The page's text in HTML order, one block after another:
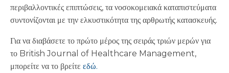
περιβαλλοντικές επιπτώσεις, τα νοσοκομειακά καταπιστεύματα
συντονίζονται με την ελκυστικότητα της αρθρωτής κατασκευής.
Για να διαβάσετε το πρώτο μέρος της σειράς τριών μερών για
το British Journal of Healthcare Management,
μπορείτε να το βρείτε εδώ.